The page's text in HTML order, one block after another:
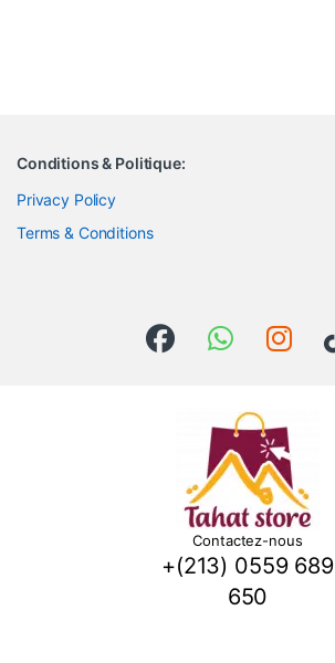
Conditions & Politique:
Privacy Policy
Terms & Conditions
Contactez-nous
+(213) 0559 689
650